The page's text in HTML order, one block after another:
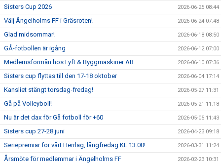
Sisters Cup 2026 2026-06-25 08:44
Välj Ängelholms FF i Gräsroten! 2026-06-24 07:48
Glad midsommar! 2026-06-18 08:50
GÅ-fotbollen är igång 2026-06-12 07:00
Medlemsförmån hos Lyft & Byggmaskiner AB 2026-06-10 07:36
Sisters cup flyttas till den 17-18 oktober 2026-06-04 17:14
Kansliet stängt torsdag-fredag! 2026-05-27 11:31
Gå på Volleyboll! 2026-05-21 11:18
Nu är det dax för Gå fotboll för +60 2026-05-05 11:43
Sisters cup 27-28 juni 2026-04-23 09:18
Seriepremiär för vårt Herrlag, långfredag KL 13:00! 2026-03-31 11:24
Årsmöte för medlemmar i Ängelholms FF 2026-02-23 10:31